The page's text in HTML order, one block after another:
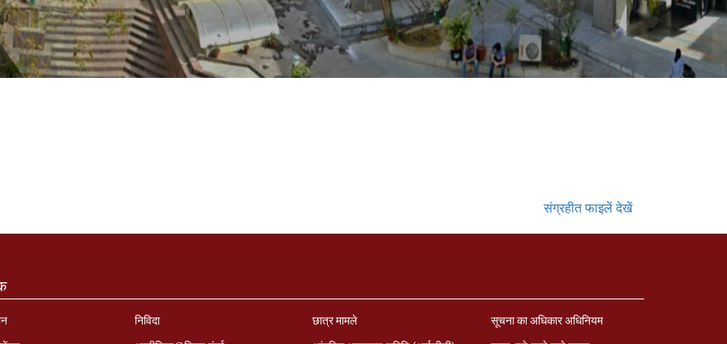
संग्रहीत फाइलें देखें
निविदा
छात्र मामले
सूचना का अधिकार अधिनियम